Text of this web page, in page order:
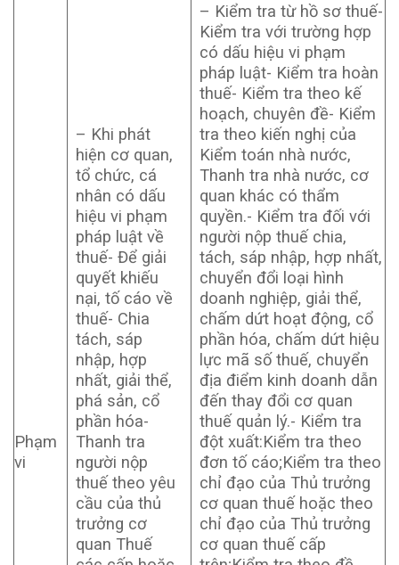
Phạm
vi
– Khi phát
hiện cơ quan,
tổ chức, cá
nhân có dấu
hiệu vi phạm
pháp luật về
thuế- Để giải
quyết khiếu
nại, tố cáo về
thuế- Chia
tách, sáp
nhập, hợp
nhất, giải thể,
phá sản, cổ
phần hóa-
Thanh tra
người nộp
thuế theo yêu
cầu của thủ
trưởng cơ
quan Thuế
– Kiểm tra từ hồ sơ thuế-
Kiểm tra với trường hợp
có dấu hiệu vi phạm
pháp luật- Kiểm tra hoàn
thuế- Kiểm tra theo kế
hoạch, chuyên đề- Kiểm
tra theo kiến nghị của
Kiểm toán nhà nước,
Thanh tra nhà nước, cơ
quan khác có thẩm
quyền.- Kiểm tra đối với
người nộp thuế chia,
tách, sáp nhập, hợp nhất,
chuyển đổi loại hình
doanh nghiệp, giải thể,
chấm dứt hoạt động, cổ
phần hóa, chấm dứt hiệu
lực mã số thuế, chuyển
địa điểm kinh doanh dẫn
đến thay đổi cơ quan
thuế quản lý.- Kiểm tra
đột xuất:Kiểm tra theo
đơn tố cáo;Kiểm tra theo
chỉ đạo của Thủ trưởng
cơ quan thuế hoặc theo
chỉ đạo của Thủ trưởng
cơ quan thuế cấp